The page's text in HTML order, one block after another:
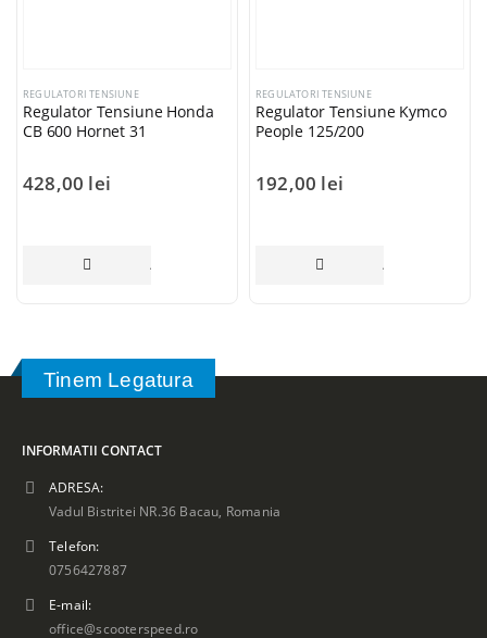
REGULATORI TENSIUNE
Regulator Tensiune Honda
CB 600 Hornet 31
428,00 lei
ADAUGĂ ÎN COȘ
REGULATORI TENSIUNE
Regulator Tensiune Kymco
People 125/200
192,00 lei
ADAUGĂ ÎN COȘ
Tinem Legatura
INFORMATII CONTACT
ADRESA:
Vadul Bistritei NR.36 Bacau, Romania
Telefon:
0756427887
E-mail:
office@scooterspeed.ro